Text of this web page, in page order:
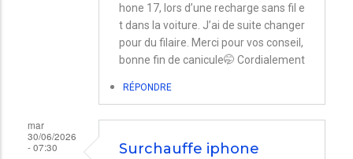
hone 17, lors d’une recharge sans fil e
t dans la voiture. J’ai de suite changer
pour du filaire. Merci pour vos conseil,
bonne fin de canicule🤭 Cordialement
RÉPONDRE
mar
30/06/2026
- 07:30
Surchauffe iphone